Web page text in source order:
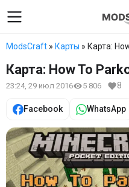
ModsCraft » Карты » Карта:
Карта: How To
23:24, 29 июл 2016 5 806 8
Facebook WhatsApp